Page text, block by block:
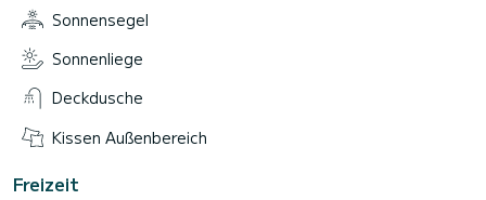
Sonnensegel
Sonnenliege
Deckdusche
Kissen Außenbereich
Freizeit